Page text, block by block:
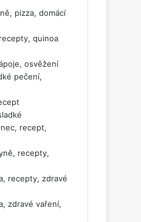
pizza, domácí
quinoa
osvěžení
pečení,
recept,
recepty,
recepty, zdravé
zdravé vaření,